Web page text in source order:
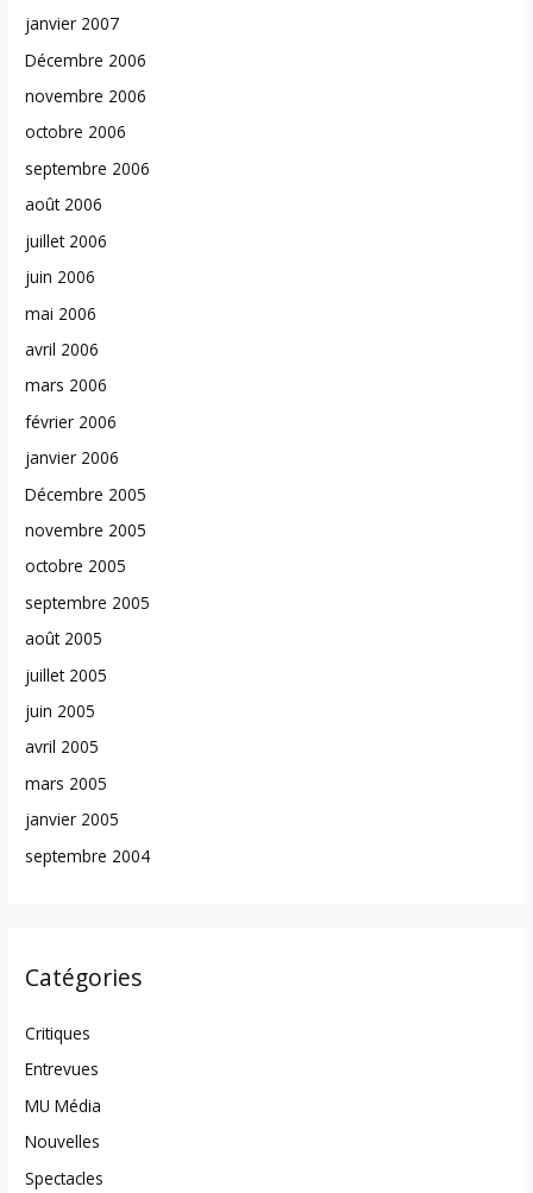
janvier 2007
Décembre 2006
novembre 2006
octobre 2006
septembre 2006
août 2006
juillet 2006
juin 2006
mai 2006
avril 2006
mars 2006
février 2006
janvier 2006
Décembre 2005
novembre 2005
octobre 2005
septembre 2005
août 2005
juillet 2005
juin 2005
avril 2005
mars 2005
janvier 2005
septembre 2004
Catégories
Critiques
Entrevues
MU Média
Nouvelles
Spectacles